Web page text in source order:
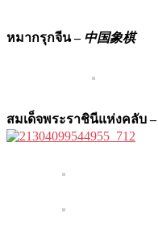
หมากรุกจีน – 中国象棋
สมเด็จพระราชินีแห่งคลับ –